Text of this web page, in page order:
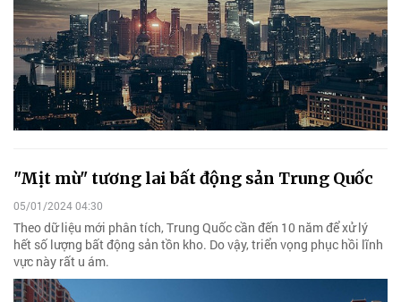
"Mịt mù" tương lai bất động sản Trung Quốc
05/01/2024 04:30
Theo dữ liệu mới phân tích, Trung Quốc cần đến 10 năm để xử lý
hết số lượng bất động sản tồn kho. Do vậy, triển vọng phục hồi lĩnh
vực này rất u ám.